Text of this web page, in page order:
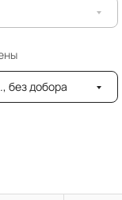
без добора